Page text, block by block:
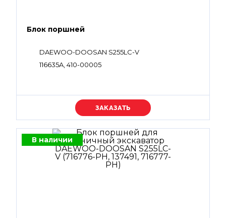
Блок поршней
DAEWOO-DOOSAN S255LC-V
116635A, 410-00005
Уточняйте цену
В наличии